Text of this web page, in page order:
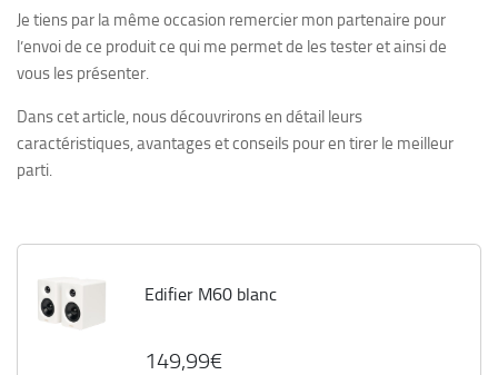
Je tiens par la même occasion remercier mon partenaire pour
l’envoi de ce produit ce qui me permet de les tester et ainsi de
vous les présenter.
Dans cet article, nous découvrirons en détail leurs
caractéristiques, avantages et conseils pour en tirer le meilleur
parti.
Edifier M60 blanc
149,99€